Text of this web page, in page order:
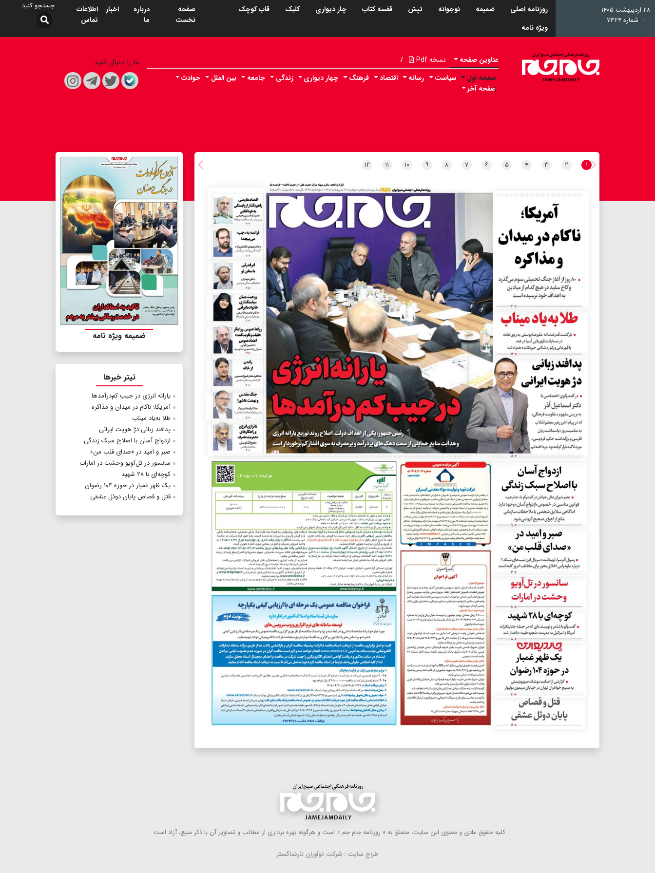
۲۸ اردیبهشت ۱۴۰۵
شماره ۷۳۲۴
روزنامه اصلی ضمیمه نوجوانه تپش قفسه کتاب چار دیواری کلیک
قاب کوچک
ویژه نامه
صفحه
نخست
درباره
ما
اخبار
اطلاعات
تماس
عناوین صفحه نسخه Pdf /
صفحه اول
۱
سیاست رسانه اقتصاد فرهنگ چهار دیواری زندگی جامعه بین الملل
حوادث
صفحه آخر
ما را دنبال کنید
۱ ۲ ۳ ۴ ۵ ۶ ۷ ۸ ۹ ۱۰ ۱۱ ۱۲
ضمیمه ویژه نامه
تیتر خبرها
یارانه انرژی در جیب کم‌درآمدها
آمریکا؛ ناکام در میدان و مذاکره
طلا به‌یاد میناب
پدافند زبانی دژ هویت ایرانی
ازدواج آسان با اصلاح سبک زندگی
صبر و امید در «صدای قلب من»
سانسور در تل‌آویو وحشت در امارات
کوچه‌ای با ۲۸ شهید
یک ظهر غمبار در حوزه ۱۰۴ رضوان
قتل و قصاص پایان دوئل عشقی
كلیه حقوق مادی و معنوی این سایت، متعلق به « روزنامه جام جم » است و هرگونه بهره ‌برداری از مطالب و تصاویر آن با ذكر منبع، آزاد است .
طراح سایت : شرکت نوآوران تارنماگستر